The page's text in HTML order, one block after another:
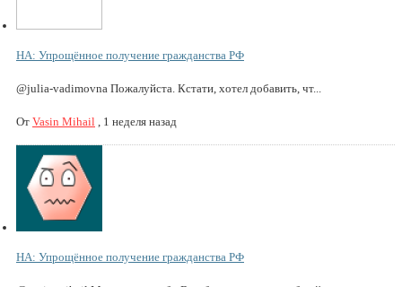
НА: Упрощённое получение гражданства РФ
@julia-vadimovna Пожалуйста. Кстати, хотел добавить, чт...
От Vasin Mihail , 1 неделя назад
НА: Упрощённое получение гражданства РФ